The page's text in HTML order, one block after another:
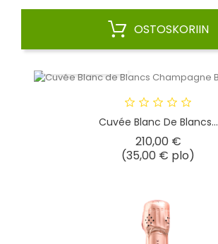
OSTOSKORIIN
Cuvée Blanc De Blancs...
210,00 €Hinta
(35,00 € plo)